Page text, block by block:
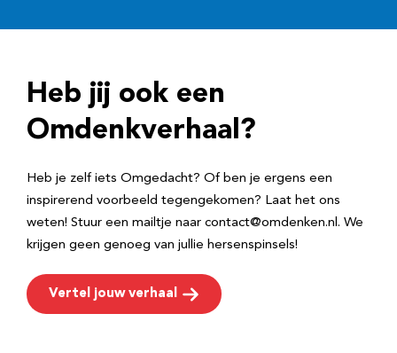
r
e
Heb jij ook een
Omdenkverhaal?
Heb je zelf iets Omgedacht? Of ben je ergens een
inspirerend voorbeeld tegengekomen? Laat het ons
weten! Stuur een mailtje naar contact@omdenken.nl. We
krijgen geen genoeg van jullie hersenspinsels!
Vertel jouw verhaal